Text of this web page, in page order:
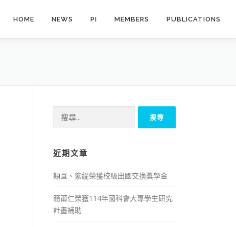
HOME NEWS PI MEMBERS PUBLICATIONS
鍵
字:
近期文章
穎亘、紫緹榮獲校級出國交換獎學金
簡莆仁榮獲114年國科會大專學生研究
計畫補助